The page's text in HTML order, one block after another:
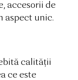
accesorii de
aspect unic.
calității
ce este